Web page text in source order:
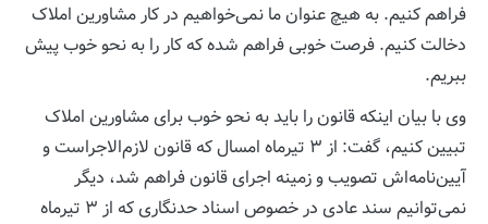
فراهم‌ کنیم. به هیچ عنوان ما نمی‌خواهیم در کار مشاورین املاک
دخالت کنیم. فرصت خوبی فراهم‌ شده که کار را به نحو خوب پیش
ببریم.
وی با بیان اینکه قانون را باید به نحو خوب برای مشاورین املاک
تبیین کنیم، گفت: از ۳ تیرماه امسال که قانون لازم‌الاجراست و
آیین‌نامه‌اش تصویب و زمینه اجرای قانون فراهم شد، دیگر
نمی‌توانیم‌ سند عادی در خصوص اسناد حدنگاری که از ۳ تیرماه